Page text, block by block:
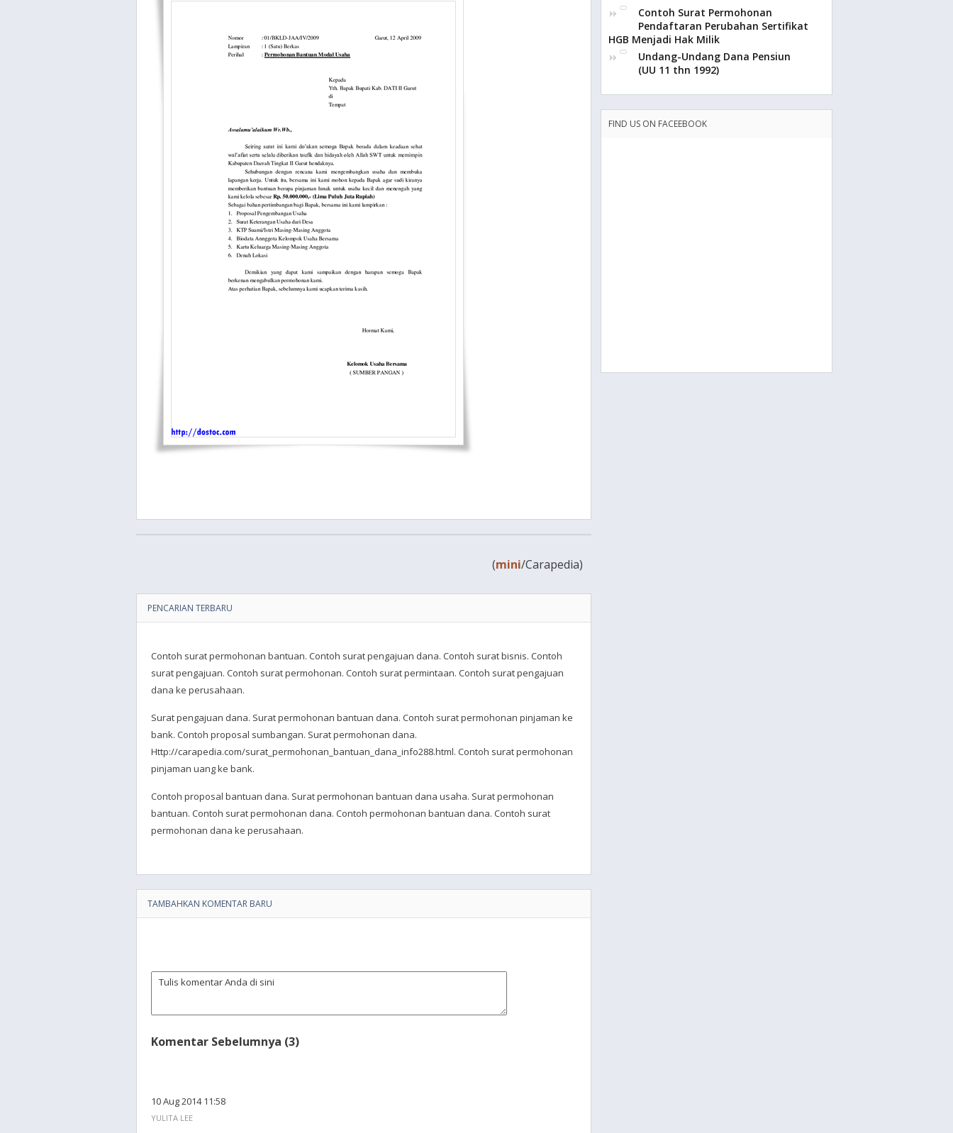
(mini/Carapedia)
PENCARIAN TERBARU
Contoh surat permohonan bantuan. Contoh surat pengajuan dana. Contoh surat bisnis. Contoh
surat pengajuan. Contoh surat permohonan. Contoh surat permintaan. Contoh surat pengajuan
dana ke perusahaan.
Surat pengajuan dana. Surat permohonan bantuan dana. Contoh surat permohonan pinjaman ke
bank. Contoh proposal sumbangan. Surat permohonan dana.
Http://carapedia.com/surat_permohonan_bantuan_dana_info288.html. Contoh surat permohonan
pinjaman uang ke bank.
Contoh proposal bantuan dana. Surat permohonan bantuan dana usaha. Surat permohonan
bantuan. Contoh surat permohonan dana. Contoh permohonan bantuan dana. Contoh surat
permohonan dana ke perusahaan.
TAMBAHKAN KOMENTAR BARU
Komentar Sebelumnya (3)
10 Aug 2014 11:58
YULITA LEE
Contoh Surat Permohonan
Pendaftaran Perubahan Sertifikat
HGB Menjadi Hak Milik
Undang-Undang Dana Pensiun
(UU 11 thn 1992)
FIND US ON FACEEBOOK